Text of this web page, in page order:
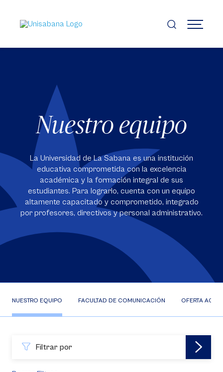
contenido
principal
MENÚ
Nuestro equipo
La Universidad de La Sabana es una institución
educativa comprometida con la excelencia
académica y la formación integral de sus
estudiantes. Para lograrlo, cuenta con un equipo
altamente capacitado y comprometido, integrado
por profesores, directivos y personal administrativo.
NUESTRO EQUIPO FACULTAD DE COMUNICACIÓN OFERTA
Filtrar por